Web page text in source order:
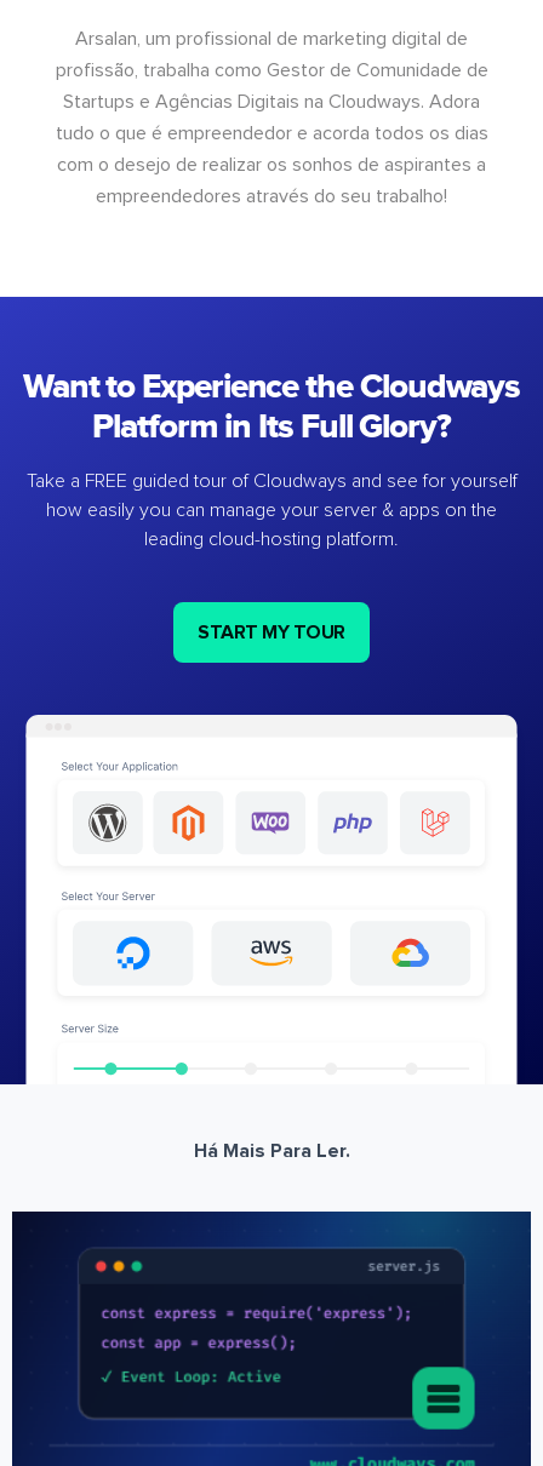
Arsalan, um profissional de marketing digital de
profissão, trabalha como Gestor de Comunidade de
Startups e Agências Digitais na Cloudways. Adora
tudo o que é empreendedor e acorda todos os dias
com o desejo de realizar os sonhos de aspirantes a
empreendedores através do seu trabalho!
Want to Experience the Cloudways
Platform in Its Full Glory?
Take a FREE guided tour of Cloudways and see for yourself
how easily you can manage your server & apps on the
leading cloud-hosting platform.
START MY TOUR
Há Mais Para Ler.